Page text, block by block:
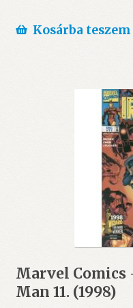
Kosárba teszem
Marvel
Man 11. (1998)